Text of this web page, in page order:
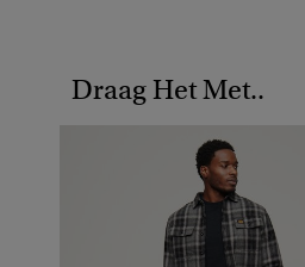
Draag Het Met..